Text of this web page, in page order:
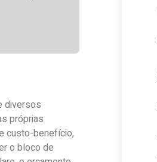
diversos
próprias
custo-benefício,
o bloco de